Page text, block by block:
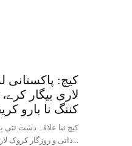
کیچ: پاکستانی
کننگ نا بارو
کیچ ئنا علاقہ دشت ئٹی
ذاتی و روزگار کروک لاری تے...